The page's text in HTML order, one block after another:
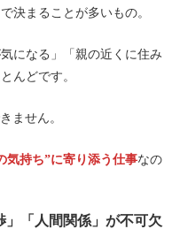
決まることが多いもの。
になる」「親の近くに住み
んどです。
ません。
気持ち”に寄り添う仕事なの
「人間関係」が不可欠